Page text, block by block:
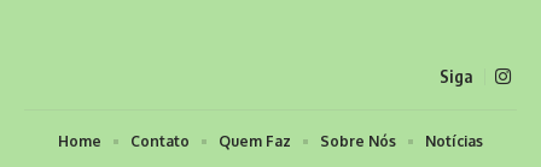
Siga
Home Contato Quem Faz Sobre Nós Notícias